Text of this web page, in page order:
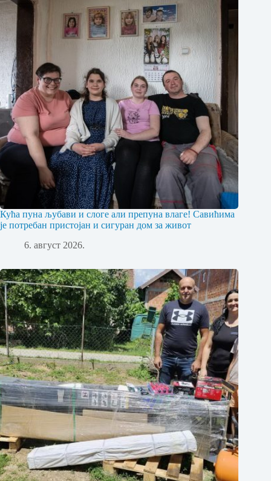
Кућа пуна љубави и слоге али препуна влаге! Савићима
је потребан пристојан и сигуран дом за живот
6. август 2026.